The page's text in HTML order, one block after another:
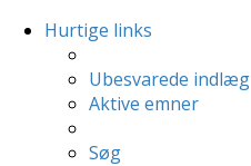
Hurtige links
Ubesvarede indlæg
Aktive emner
Søg